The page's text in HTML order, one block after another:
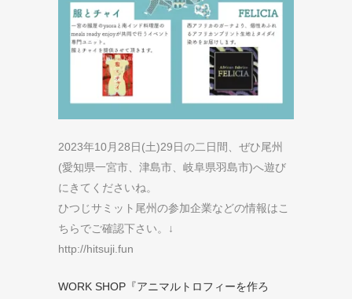
2023年10月28日(土)29日の二日間、ぜひ尾州
(愛知県一宮市、津島市、岐阜県羽島市)へ遊び
にきてくださいね。
ひつじサミット尾州の参加企業などの情報はこ
ちらでご確認下さい。↓
http://hitsuji.fun
WORK SHOP『アニマルトロフィーを作ろ